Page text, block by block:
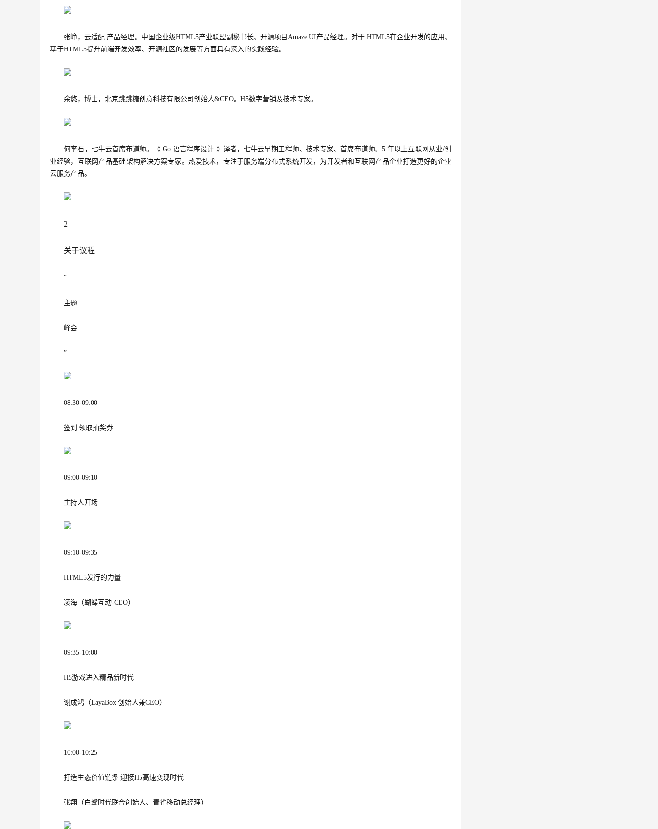
张峥，云适配 产品经理。中国企业级HTML5产业联盟副秘书长、开源项目Amaze UI产品经理。对于 HTML5在企业开发的应用、
基于HTML5提升前端开发效率、开源社区的发展等方面具有深入的实践经验。
余悠，博士，北京跳跳糖创意科技有限公司创始人&CEO。H5数字营销及技术专家。
何李石，七牛云首席布道师。《 Go 语言程序设计 》译者，七牛云早期工程师、技术专家、首席布道师。5 年以上互联网从业/创
业经验，互联网产品基础架构解决方案专家。热爱技术，专注于服务端分布式系统开发，为开发者和互联网产品企业打造更好的企业
云服务产品。
2
关于议程
“
主题
峰会
”
08:30-09:00
签到|领取抽奖券
09:00-09:10
主持人开场
09:10-09:35
HTML5发行的力量
凌海（蝴蝶互动-CEO）
09:35-10:00
H5游戏进入精品新时代
谢成鸿（LayaBox 创始人兼CEO）
10:00-10:25
打造生态价值链条 迎接H5高速变现时代
张翔（白鹭时代联合创始人、青雀移动总经理）